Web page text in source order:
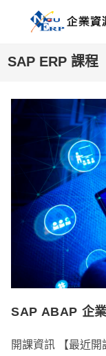
SAP ERP 課程
SAP ABAP 企
開課資訊 【最近